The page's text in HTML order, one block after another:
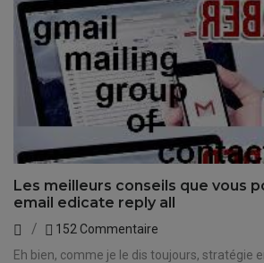
Les meilleurs conseils que vous
email edicate reply all
152 Commentaire
Eh bien, comme je le dis toujours, stratégie